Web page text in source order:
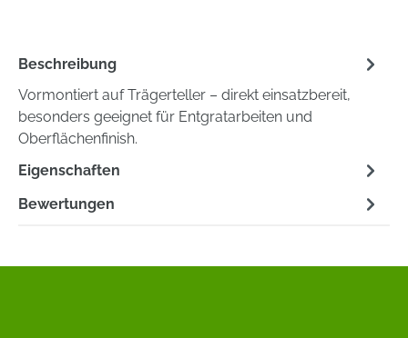
Beschreibung
Vormontiert auf Trägerteller – direkt einsatzbereit,
besonders geeignet für Entgratarbeiten und
Oberflächenfinish.
Eigenschaften
Bewertungen